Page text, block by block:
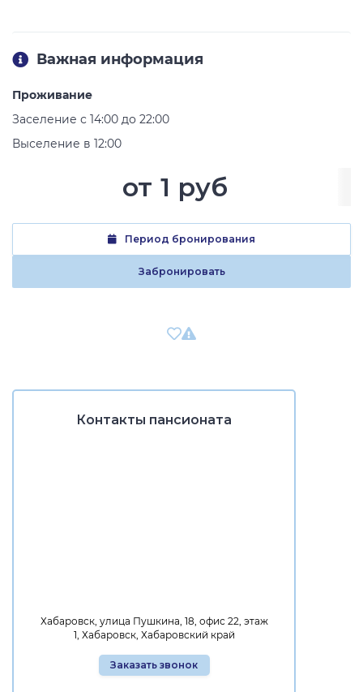
от 1 руб
Период бронирования
Забронировать
Важная информация
Проживание
Заселение с 14:00 до 22:00
Выселение в 12:00
Контакты пансионата
Хабаровск, улица Пушкина, 18, офис 22, этаж
1, Хабаровск, Хабаровский край
Заказать звонок